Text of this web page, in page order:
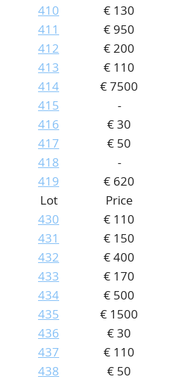
410
€ 130
411
€ 950
412
€ 200
413
€ 110
414
€ 7500
415
-
416
€ 30
417
€ 50
418
-
419
€ 620
Lot
Price
430
€ 110
431
€ 150
432
€ 400
433
€ 170
434
€ 500
435
€ 1500
436
€ 30
437
€ 110
438
€ 50